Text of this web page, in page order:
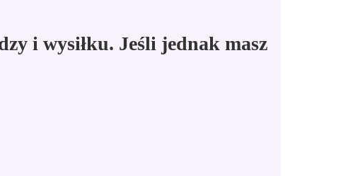
i wysiłku. Jeśli jednak masz